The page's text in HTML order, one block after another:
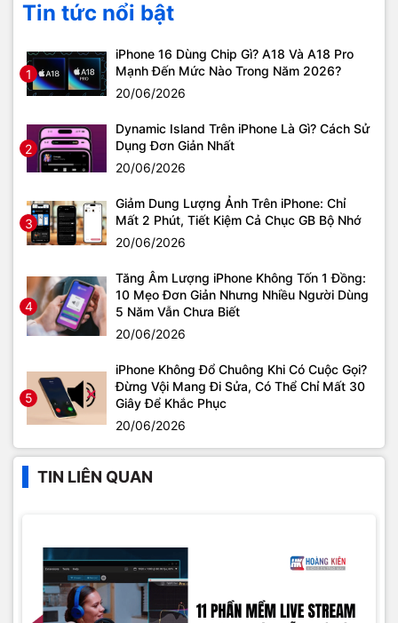
Tin tức nổi bật
1
iPhone 16 Dùng Chip Gì? A18 Và A18 Pro
Mạnh Đến Mức Nào Trong Năm 2026?
20/06/2026
2
Dynamic Island Trên iPhone Là Gì? Cách Sử
Dụng Đơn Giản Nhất
20/06/2026
3
Giảm Dung Lượng Ảnh Trên iPhone: Chỉ
Mất 2 Phút, Tiết Kiệm Cả Chục GB Bộ Nhớ
20/06/2026
4
Tăng Âm Lượng iPhone Không Tốn 1 Đồng:
10 Mẹo Đơn Giản Nhưng Nhiều Người Dùng
5 Năm Vẫn Chưa Biết
20/06/2026
5
iPhone Không Đổ Chuông Khi Có Cuộc Gọi?
Đừng Vội Mang Đi Sửa, Có Thể Chỉ Mất 30
Giây Để Khắc Phục
20/06/2026
TIN LIÊN QUAN